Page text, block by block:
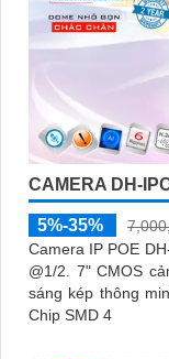
CAMERA DH-
5%-35%
Camera IP POE
@1/2. 7" CMOS
sáng kép thông minh Tầm nhìn ban đêm 30m mạnh
Chip SMD 4